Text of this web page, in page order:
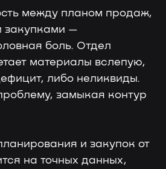
между планом продаж,
закупками —
боль. Отдел
материалы вслепую,
либо неликвиды.
замыкая контур
и закупок от
на точных данных,
оперативный учет